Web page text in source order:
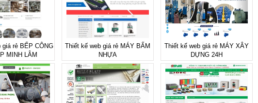
giá rẻ BẾP CÔNG
MINH LÂM
Thiết kế web giá rẻ MÁY BẤM
NHỰA
Thiết kế web giá rẻ MÁY XÂY
DỰNG 24H